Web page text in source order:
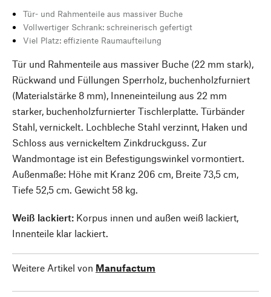
Tür- und Rahmenteile aus massiver Buche
Vollwertiger Schrank: schreinerisch gefertigt
Viel Platz: effiziente Raumaufteilung
Tür und Rahmenteile aus massiver Buche (22 mm stark),
Rückwand und Füllungen Sperrholz, buchenholzfurniert
(Materialstärke 8 mm), Inneneinteilung aus 22 mm
starker, buchenholzfurnierter Tischlerplatte. Türbänder
Stahl, vernickelt. Lochbleche Stahl verzinnt, Haken und
Schloss aus vernickeltem Zinkdruckguss. Zur
Wandmontage ist ein Befestigungswinkel vormontiert.
Außenmaße: Höhe mit Kranz 206 cm, Breite 73,5 cm,
Tiefe 52,5 cm. Gewicht 58 kg.
Weiß lackiert: Korpus innen und außen weiß lackiert,
Innenteile klar lackiert.
Weitere Artikel von Manufactum